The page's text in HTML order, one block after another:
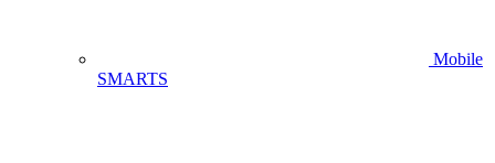
Mobile
SMARTS